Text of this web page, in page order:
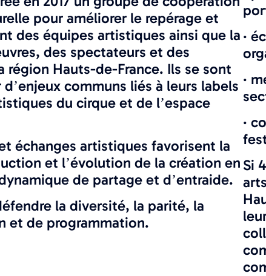
pour améliorer le repérage et
des équipes artistiques ainsi que la
des spectateurs et des
région Hauts-de-France. Ils se sont
communs liés à leurs labels
du cirque et de l’espace
échanges artistiques favorisent la
et l’évolution de la création en
de partage et d’entraide.
la diversité, la parité, la
et de programmation.
·
·
·
Si